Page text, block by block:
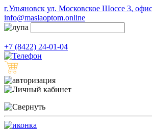
г.Ульяновск ул. Московское Шоссе 3,
info@maslaoptom.online
+7 (8422) 24-01-04